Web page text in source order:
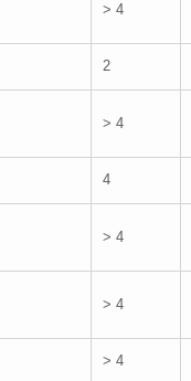
> 4
2
> 4
4
> 4
> 4
> 4